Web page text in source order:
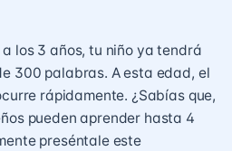
los 3 años, tu niño ya tendrá
300 palabras. A esta edad, el
rápidamente. ¿Sabías que,
pueden aprender hasta 4
preséntale este